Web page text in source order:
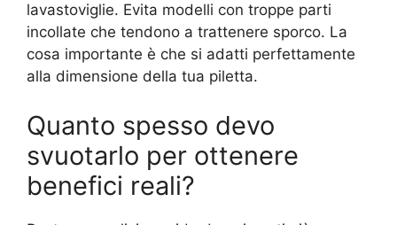
lavastoviglie. Evita modelli con troppe parti
incollate che tendono a trattenere sporco. La
cosa importante è che si adatti perfettamente
alla dimensione della tua piletta.
Quanto spesso devo
svuotarlo per ottenere
benefici reali?